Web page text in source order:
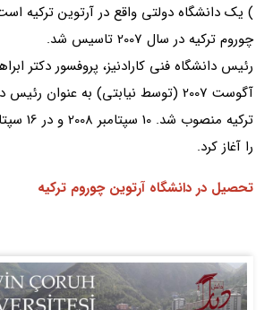
) یک دانشگاه دولتی واقع در آرتوین ترکیه
چوروم ترکیه در سال 2007 تاسیس شد.
آگوست 2007 (توسط نیابتی) به عنوان
را آغاز کرد.
تحصیل در دانشگاه آرتوین چوروم ترکیه